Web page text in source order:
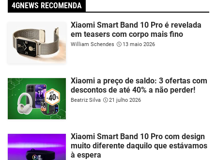
4GNEWS RECOMENDA
Xiaomi Smart Band 10 Pro é revelada
em teasers com corpo mais fino
William Schendes 13 maio 2026
Xiaomi a preço de saldo: 3 ofertas com
descontos de até 40% a não perder!
Beatriz Silva 21 julho 2026
Xiaomi Smart Band 10 Pro com design
muito diferente daquilo que estávamos
à espera